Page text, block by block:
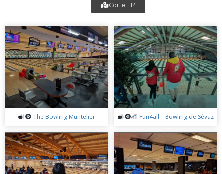
Carte FR
The Bowling Muntelier Fun4all – Bowling de Sévaz